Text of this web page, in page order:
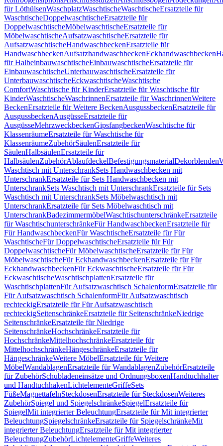
für LöthülsenWaschplatzWaschtischeWaschtischeErsatzteile für
WaschtischeDoppelwaschtischeErsatzteile für
DoppelwaschtischeMöbelwaschtischeErsatzteile für
MöbelwaschtischeAufsatzwaschtischeErsatzteile für
AufsatzwaschtischeHandwaschbeckenErsatzteile für
HandwaschbeckenAufsatzhandwaschbeckenEckhandwaschbecken
für HalbeinbauwaschtischeEinbauwaschtischeErsatzteile für
EinbauwaschtischeUnterbauwaschtischeErsatzteile für
UnterbauwaschtischeEckwaschtischeWaschtische
ComfortWaschtische für KinderErsatzteile für Waschtische für
KinderWaschtischeWaschrinnenErsatzteile für WaschrinnenWeitere
BeckenErsatzteile für Weitere BeckenAusgussbeckenErsatzteile für
AusgussbeckenAusgüsseErsatzteile für
AusgüsseMehrzweckbeckenGipsfangbeckenWaschtische für
KlassenräumeErsatzteile für Waschtische für
KlassenräumeZubehörSäulenErsatzteile für
SäulenHalbsäulenErsatzteile für
HalbsäulenZubehörAblaufdeckelBefestigungsmaterialDekorblenden
Waschtisch mit UnterschrankSets Handwaschbecken mit
UnterschrankErsatzteile für Sets Handwaschbecken mit
UnterschrankSets Waschtisch mit UnterschrankErsatzteile für Sets
Waschtisch mit UnterschrankSets Möbelwaschtisch mit
UnterschrankErsatzteile für Sets Möbelwaschtisch mit
UnterschrankBadezimmermöbelWaschtischunterschränkeErsatzteile
für WaschtischunterschränkeFür HandwaschbeckenErsatzteile für
Für HandwaschbeckenFür WaschtischeErsatzteile für Für
WaschtischeFür DoppelwaschtischeErsatzteile für Für
DoppelwaschtischeFür MöbelwaschtischeErsatzteile für Für
MöbelwaschtischeFür EckhandwaschbeckenErsatzteile für Für
EckhandwaschbeckenFür EckwaschtischeErsatzteile für Für
EckwaschtischeWaschtischplattenErsatzteile für
WaschtischplattenFür Aufsatzwaschtisch SchalenformErsatzteile für
Für Aufsatzwaschtisch SchalenformFür Aufsatzwaschtisch
rechteckigErsatzteile für Für Aufsatzwaschtisch
rechteckigSeitenschränkeErsatzteile für SeitenschränkeNiedrige
SeitenschränkeErsatzteile für Niedrige
SeitenschränkeHochschränkeErsatzteile für
HochschränkeMittelhochschränkeErsatzteile für
MittelhochschränkeHängeschränkeErsatzteile für
HängeschränkeWeitere MöbelErsatzteile für Weitere
MöbelWandablagenErsatzteile für WandablagenZubehörErsatzteile
für ZubehörSchubladeneinsätze und OrdnungsboxenHandtuchhalter
und HandtuchhakenLichtelementeGriffeSets
FüßeMagnettafelnSteckdosenErsatzteile für SteckdosenWeiteres
ZubehörSpiegel und SpiegelschränkeSpiegelErsatzteile für
SpiegelMit integrierter BeleuchtungErsatzteile für Mit integrierter
BeleuchtungSpiegelschränkeErsatzteile für SpiegelschränkeMit
integrierter BeleuchtungErsatzteile für Mit integrierter
BeleuchtungZubehörLichtelementeGriffeWeiteres